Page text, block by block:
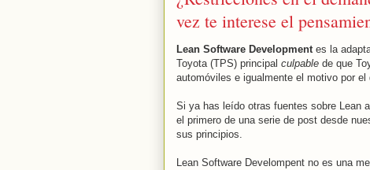
vez te interese el
Lean Software Developmentes la
Toyota (TPS) principal culpable de que
automóviles e igualmente el motivo por
Si ya has leído otras fuentes sobre Lean
el primero de una serie de post desde
sus principios.
Lean Software Develompent no es una